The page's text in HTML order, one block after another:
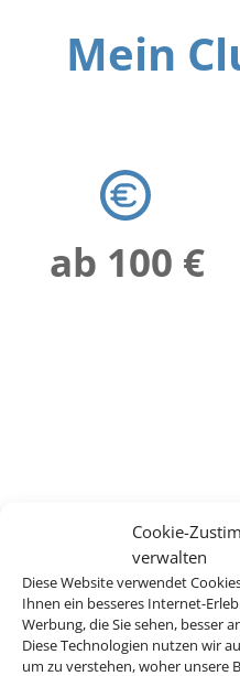
Cookie-
verwalten
Diese Website verwendet
Ihnen ein besseres Internet-
Werbung, die Sie sehen, besser
Diese Technologien nutzen wir
um zu verstehen, woher unsere
Mein
ab 100 €